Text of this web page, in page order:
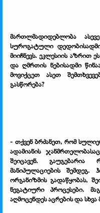
მართლმადიდებლობა
სუროგატული
მიიჩნევს. ეკლესიის აზრით
და ღმრთის ნებისადმი
მოვიქცეთ ასეთ
გასწორება?
- თქვენ ბრძანეთ, რომ
ადამიანის
შეიცავენ.
მანიპულაციების შემდეგ.
ორგანიზმის გადაწყობას,
ნეგატიური პროცესები.
აღმოცენდეს აცრების და